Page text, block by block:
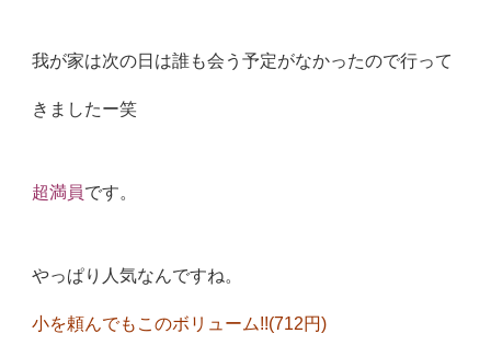
我が家は次の日は誰も会う予定がなかったので行って
きましたー笑
超満員です。
やっぱり人気なんですね。
小を頼んでもこのボリューム!!(712円)